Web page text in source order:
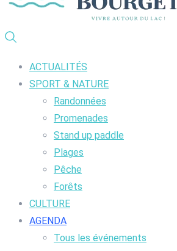
ACTUALITÉS
SPORT & NATURE
Randonnées
Promenades
Stand up paddle
Plages
Pêche
Forêts
CULTURE
AGENDA
Tous les événements